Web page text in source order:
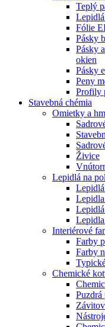
Teplý
Fólie
Pásky
Pásky
okien
Pásky
Peny
Profily
Stavebná chémia
Omietky a
Živice
Lepidlá na
Interiérové
Farby
Farby
Chemické
Puzdrá